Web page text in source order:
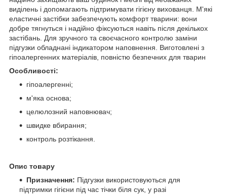
виділень і допомагають підтримувати гігієну вихованця. М'які
еластичні застібки забезпечують комфорт тварини: вони
добре тягнуться і надійно фіксуються навіть після декількох
застібань. Для зручного та своєчасного контролю заміни
підгузки обладнані індикатором наповнення. Виготовлені з
гіпоалергенних матеріалів, повністю безпечних для тварин
Особливості:
гіпоалергенні;
м'яка основа;
целюлозний наповнювач;
швидке вбирання;
контроль розтікання.
Опис товару
Призначення: Підгузки використовуються для
підтримки гігієни під час тічки біля сук, у разі